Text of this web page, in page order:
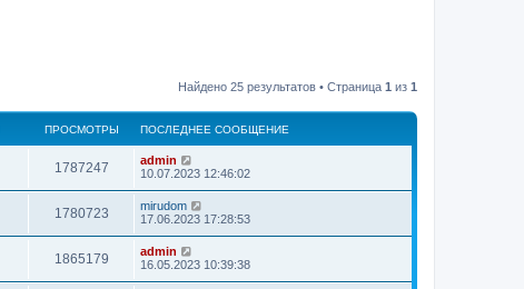
Найдено 25 результатов • Страница 1 из 1
ПРОСМОТРЫ ПОСЛЕДНЕЕ СООБЩЕНИЕ
1787247
admin
10.07.2023 12:46:02
1780723
mirudom
17.06.2023 17:28:53
1865179
admin
16.05.2023 10:39:38